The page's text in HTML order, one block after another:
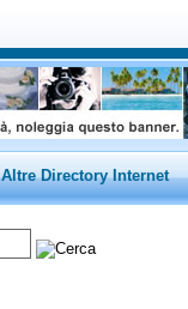
Altre Directory Internet